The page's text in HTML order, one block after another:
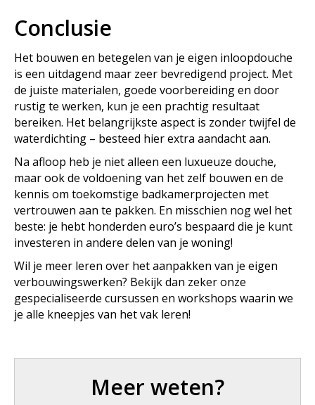
Conclusie
Het bouwen en betegelen van je eigen inloopdouche
is een uitdagend maar zeer bevredigend project. Met
de juiste materialen, goede voorbereiding en door
rustig te werken, kun je een prachtig resultaat
bereiken. Het belangrijkste aspect is zonder twijfel de
waterdichting – besteed hier extra aandacht aan.
Na afloop heb je niet alleen een luxueuze douche,
maar ook de voldoening van het zelf bouwen en de
kennis om toekomstige badkamerprojecten met
vertrouwen aan te pakken. En misschien nog wel het
beste: je hebt honderden euro’s bespaard die je kunt
investeren in andere delen van je woning!
Wil je meer leren over het aanpakken van je eigen
verbouwingswerken? Bekijk dan zeker onze
gespecialiseerde cursussen en workshops waarin we
je alle kneepjes van het vak leren!
Meer weten?